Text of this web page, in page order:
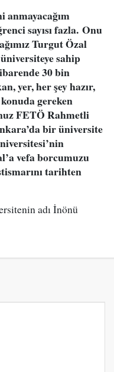
anmayacağım
sayısı fazla. Onu
Turgut Özal
sahip
30 bin
yer, her şey hazır,
gereken
FETÖ Rahmetli
bir üniversite
vefa borcumuzu
tarihten
adı İnönü